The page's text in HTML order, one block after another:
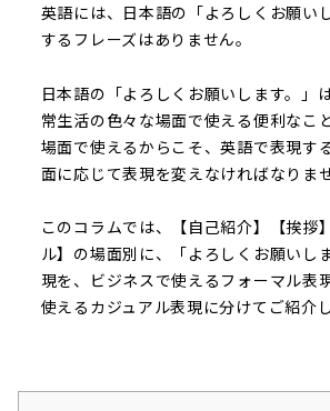
英語には、日本語の「よろしくお願い
するフレーズはありません。
日本語の「よろしくお願いします。」
常生活の色々な場面で使える便利なこ
場面で使えるからこそ、英語で表現す
面に応じて表現を変えなければなりませ
このコラムでは、【自己紹介】【挨拶
ル】の場面別に、「よろしくお願いし
現を、ビジネスで使えるフォーマル表
使えるカジュアル表現に分けてご紹介し